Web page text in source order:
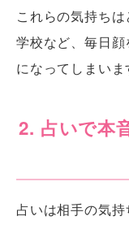
これらの気持ち
学校など、毎日
になってしまいま
2. 占いで本
占いは相手の気